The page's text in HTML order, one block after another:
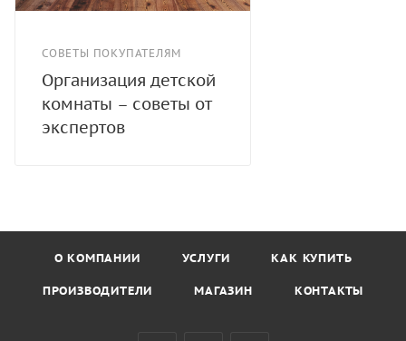
СОВЕТЫ ПОКУПАТЕЛЯМ
Организация детской
комнаты – советы от
экспертов
О КОМПАНИИ УСЛУГИ КАК КУПИТЬ
ПРОИЗВОДИТЕЛИ МАГАЗИН КОНТАКТЫ